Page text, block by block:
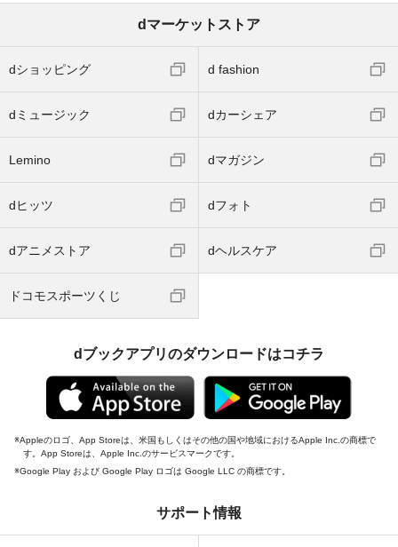
dマーケットストア
dショッピング d fashion
dミュージック dカーシェア
Lemino dマガジン
dヒッツ dフォト
dアニメストア dヘルスケア
ドコモスポーツくじ
dブックアプリのダウンロードはコチラ
Appleのロゴ、App Storeは、米国もしくはその他の国や地域におけるApple Inc.の商標で
す。App Storeは、Apple Inc.のサービスマークです。
Google Play および Google Play ロゴは Google LLC の商標です。
サポート情報